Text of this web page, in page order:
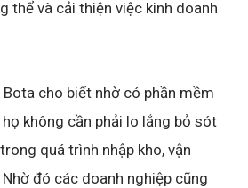
thể và cải thiện việc kinh doanh
Bota cho biết nhờ có phần mềm
không cần phải lo lắng bỏ sót
quá trình nhập kho, vận
đó các doanh nghiệp cũng